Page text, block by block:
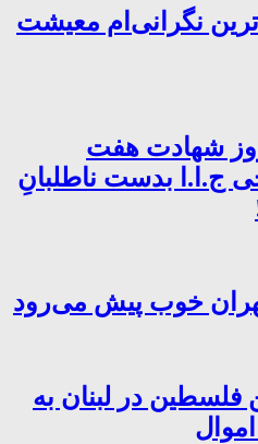
نگرانی‌ام معیشت
شهادت هفت
ج.ا.ا بدست ناطلبانِ
خوب پیش می‌رود
در لبنان به